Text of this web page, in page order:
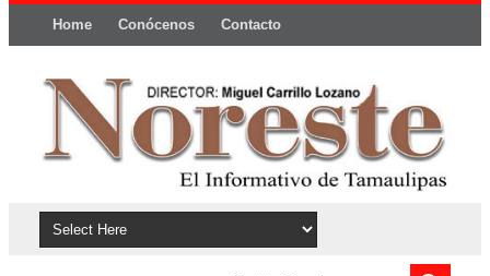
Home Conócenos Contacto